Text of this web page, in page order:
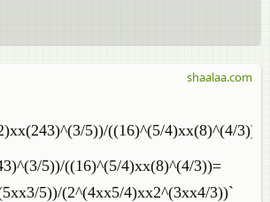
5))/((16)^(5/4)xx(8)^(4/3))`
5))/((16)^(5/4)xx(8)^(4/3))=
5))/(2^(4xx5/4)xx2^(3xx4/3))`
shaalaa.com